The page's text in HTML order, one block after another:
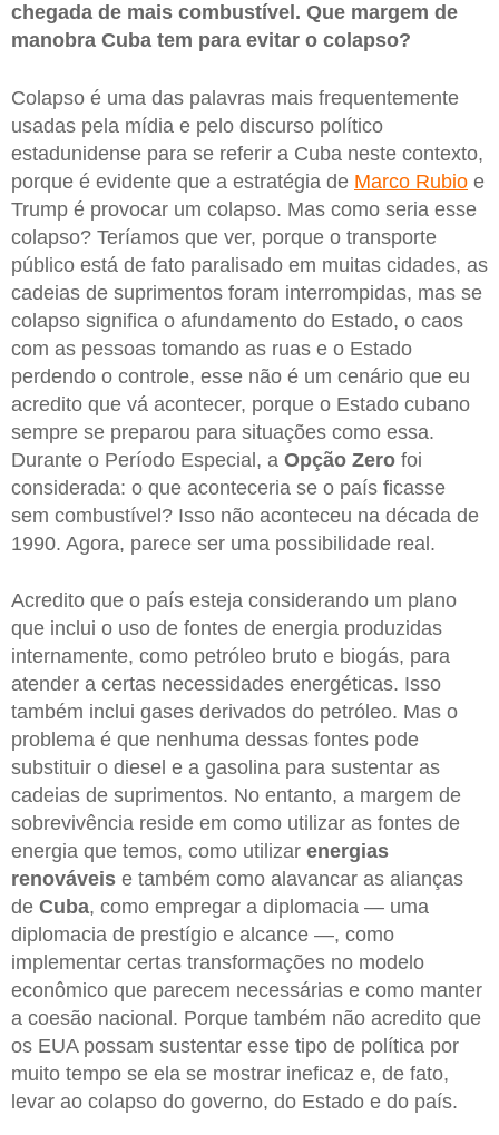
chegada de mais combustível. Que margem de
manobra Cuba tem para evitar o colapso?
Colapso é uma das palavras mais frequentemente
usadas pela mídia e pelo discurso político
estadunidense para se referir a Cuba neste contexto,
porque é evidente que a estratégia de Marco Rubio e
Trump é provocar um colapso. Mas como seria esse
colapso? Teríamos que ver, porque o transporte
público está de fato paralisado em muitas cidades, as
cadeias de suprimentos foram interrompidas, mas se
colapso significa o afundamento do Estado, o caos
com as pessoas tomando as ruas e o Estado
perdendo o controle, esse não é um cenário que eu
acredito que vá acontecer, porque o Estado cubano
sempre se preparou para situações como essa.
Durante o Período Especial, a Opção Zero foi
considerada: o que aconteceria se o país ficasse
sem combustível? Isso não aconteceu na década de
1990. Agora, parece ser uma possibilidade real.
Acredito que o país esteja considerando um plano
que inclui o uso de fontes de energia produzidas
internamente, como petróleo bruto e biogás, para
atender a certas necessidades energéticas. Isso
também inclui gases derivados do petróleo. Mas o
problema é que nenhuma dessas fontes pode
substituir o diesel e a gasolina para sustentar as
cadeias de suprimentos. No entanto, a margem de
sobrevivência reside em como utilizar as fontes de
energia que temos, como utilizar energias
renováveis ​​e também como alavancar as alianças
de Cuba, como empregar a diplomacia — uma
diplomacia de prestígio e alcance —, como
implementar certas transformações no modelo
econômico que parecem necessárias e como manter
a coesão nacional. Porque também não acredito que
os EUA possam sustentar esse tipo de política por
muito tempo se ela se mostrar ineficaz e, de fato,
levar ao colapso do governo, do Estado e do país.